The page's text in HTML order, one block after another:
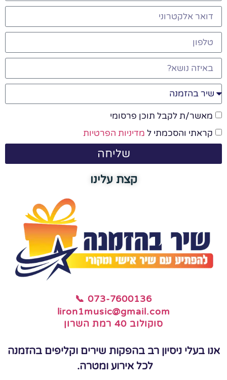
מאשר/ת לקבל תוכן פרסומי
קראתי והסכמתי ל מדיניות הפרטיות
שליחה
קצת עלינו
📞 073-7600136
liron1music@gmail.com
סוקולוב 40 רמת השרון
אנו בעלי ניסיון רב בהפקות שירים וקליפים בהזמנה
לכל אירוע ומטרה.